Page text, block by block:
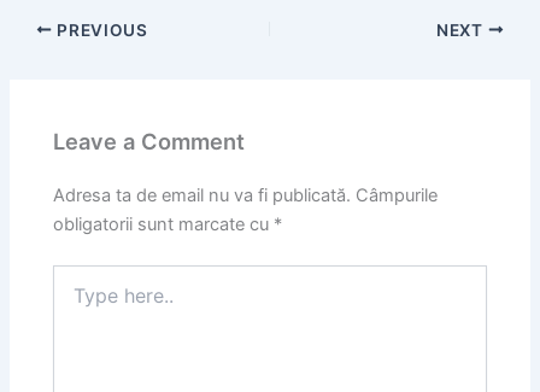
PREVIOUS NEXT
Leave a Comment
Adresa ta de email nu va fi publicată. Câmpurile
obligatorii sunt marcate cu *
here..